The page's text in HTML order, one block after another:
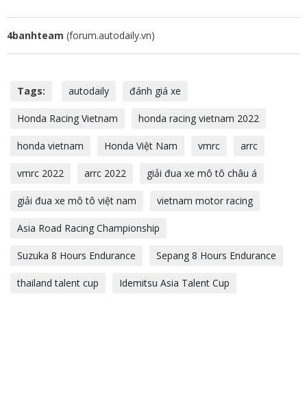
4banhteam (forum.autodaily.vn)
Tags: autodaily đánh giá xe
Honda Racing Vietnam honda racing vietnam 2022
honda vietnam Honda Việt Nam vmrc arrc
vmrc 2022 arrc 2022 giải đua xe mô tô châu á
giải đua xe mô tô việt nam vietnam motor racing
Asia Road Racing Championship
Suzuka 8 Hours Endurance Sepang 8 Hours Endurance
thailand talent cup Idemitsu Asia Talent Cup